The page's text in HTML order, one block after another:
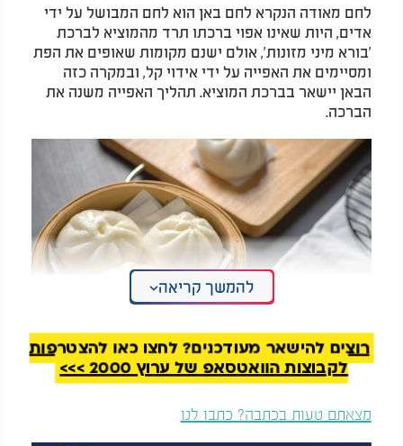
לחם מאודה הנקרא לחם באן הוא לחם המבושל על ידי
אדים, היות שאינו אפוי ברכתו תרד מהמוציא לברכת
'בורא מיני מזונות', אולם ישנם מקומות שאופים את הפת
ומסיימים את האפייה על ידי אידוי קל, ובמקרה כזה
הבאן יישאר בברכת המוציא. תהליך האפייה משנה את
הברכה.
להמשך קריאה
רוצים להישאר מעודכנים? לחצו כאן להצטרפות
לקבוצות הוואטסאפ של ערוץ 2000 >>>
מצאתם טעות בכתבה? כתבו לנו